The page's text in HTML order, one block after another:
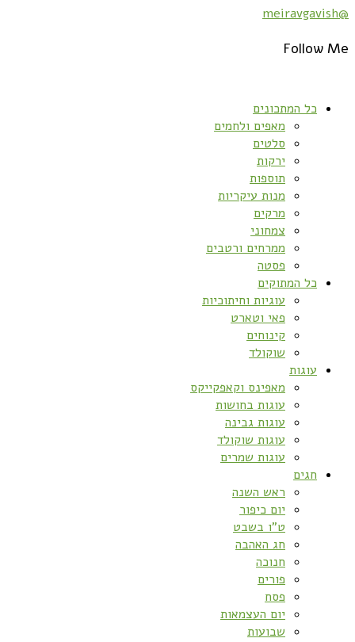
@meiravgavish
Follow Me
כל המתכונים
מאפים ולחמים
סלטים
ירקות
תוספות
מנות עיקריות
מרקים
צמחוני
ממרחים ורטבים
פסטה
כל המתוקים
עוגיות וחיתוכיות
פאי וטארט
קינוחים
שוקולד
עוגות
מאפינס וקאפקייקס
עוגות בחושות
עוגות גבינה
עוגות שוקולד
עוגות שמרים
חגים
ראש השנה
יום כיפור
ט”ו בשבט
חג האהבה
חנוכה
פורים
פסח
יום העצמאות
שבועות